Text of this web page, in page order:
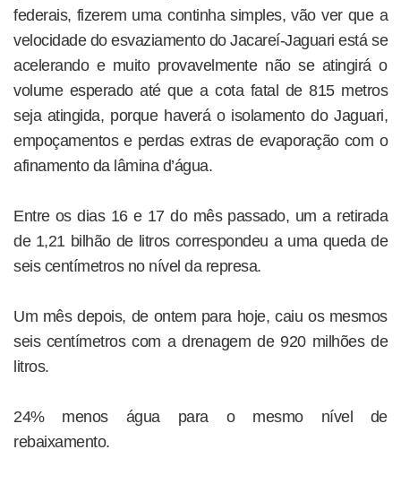
federais, fizerem uma continha simples, vão ver que a
velocidade do esvaziamento do Jacareí-Jaguari está se
acelerando e muito provavelmente não se atingirá o
volume esperado até que a cota fatal de 815 metros
seja atingida, porque haverá o isolamento do Jaguari,
empoçamentos e perdas extras de evaporação com o
afinamento da lâmina d’água.
Entre os dias 16 e 17 do mês passado, um a retirada
de 1,21 bilhão de litros correspondeu a uma queda de
seis centímetros no nível da represa.
Um mês depois, de ontem para hoje, caiu os mesmos
seis centímetros com a drenagem de 920 milhões de
litros.
24% menos água para o mesmo nível de
rebaixamento.